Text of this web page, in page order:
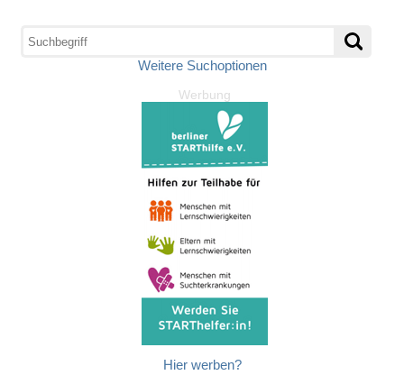
Weitere Suchoptionen
Werbung
Hier werben?